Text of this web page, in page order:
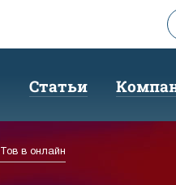
Статьи
в онлайн